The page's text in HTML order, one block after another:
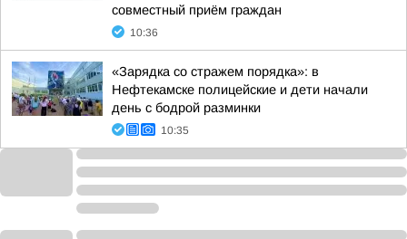
совместный приём граждан
10:36
«Зарядка со стражем порядка»: в
Нефтекамске полицейские и дети начали
день с бодрой разминки
10:35